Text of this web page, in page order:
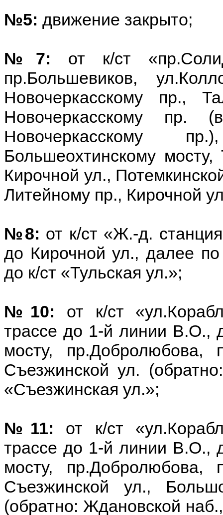
№5: движение закрыто;
№7: от к/ст
пр.Большевиков,
Новочеркасскому пр.,
Новочеркасскому пр.
Новочеркасскому
Большеохтинскому
Кирочной ул.,
Литейному пр., Кирочной
№8: от к/ст «Ж.-д.
до Кирочной ул., далее
до к/ст «Тульская ул.»;
№10: от к/ст
трассе до 1-й линии В.О.,
мосту, пр.Добролюбова,
Съезжинской ул.
«Съезжинская ул.»;
№11: от к/ст
трассе до 1-й линии В.О.,
мосту, пр.Добролюбова,
Съезжинской ул.,
(обратно: Ждановской